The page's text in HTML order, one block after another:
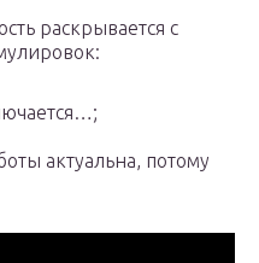
раскрывается с
актуальна, потому